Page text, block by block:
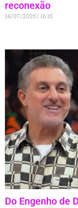
reconexão
14/07/2025 16:15
Do Engenho de